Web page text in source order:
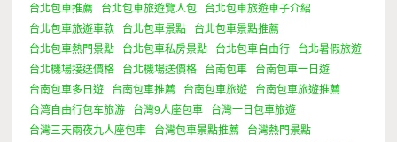
台北包車推薦
台北包車旅遊覽人包
台北包車旅遊車子介紹
台北包車旅遊車款
台北包車景點
台北包車景點推薦
台北包車熱門景點
台北包車私房景點 台北包車自由行
台北暑假旅遊
台北機場接送價格
台北機場送價格 台南包車
台南包車一日遊
台南包車多日遊
台南包車推薦 台南包車旅遊
台南包車旅遊推薦
台湾自由行包车旅游
台灣9人座包車
台灣一日包車旅遊
台灣三天兩夜九人座包車
台灣包車景點推薦
台灣熱門景點